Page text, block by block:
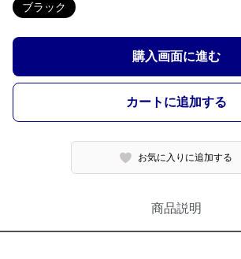
ブラック
購入画面に進む
カートに追加する
お気に入りに追加する
商品説明